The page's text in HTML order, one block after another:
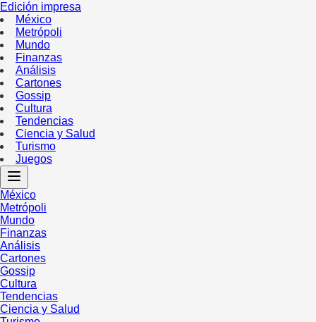
Edición impresa
México
Metrópoli
Mundo
Finanzas
Análisis
Cartones
Gossip
Cultura
Tendencias
Ciencia y Salud
Turismo
Juegos
México
Metrópoli
Mundo
Finanzas
Análisis
Cartones
Gossip
Cultura
Tendencias
Ciencia y Salud